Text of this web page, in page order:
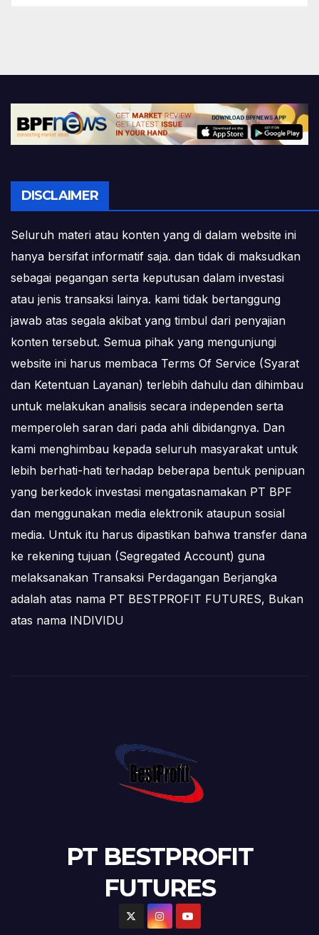
DISCLAIMER
Seluruh materi atau konten yang di dalam website ini
hanya bersifat informatif saja. dan tidak di maksudkan
sebagai pegangan serta keputusan dalam investasi
atau jenis transaksi lainya. kami tidak bertanggung
jawab atas segala akibat yang timbul dari penyajian
konten tersebut. Semua pihak yang mengunjungi
website ini harus membaca Terms Of Service (Syarat
dan Ketentuan Layanan) terlebih dahulu dan dihimbau
untuk melakukan analisis secara independen serta
memperoleh saran dari pada ahli dibidangnya. Dan
kami menghimbau kepada seluruh masyarakat untuk
lebih berhati-hati terhadap beberapa bentuk penipuan
yang berkedok investasi mengatasnamakan PT BPF
dan menggunakan media elektronik ataupun sosial
media. Untuk itu harus dipastikan bahwa transfer dana
ke rekening tujuan (Segregated Account) guna
melaksanakan Transaksi Perdagangan Berjangka
adalah atas nama PT BESTPROFIT FUTURES, Bukan
atas nama INDIVIDU
PT BESTPROFIT
FUTURES